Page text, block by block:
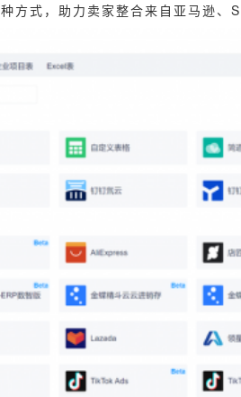
方式，助力卖家整合来自亚马逊